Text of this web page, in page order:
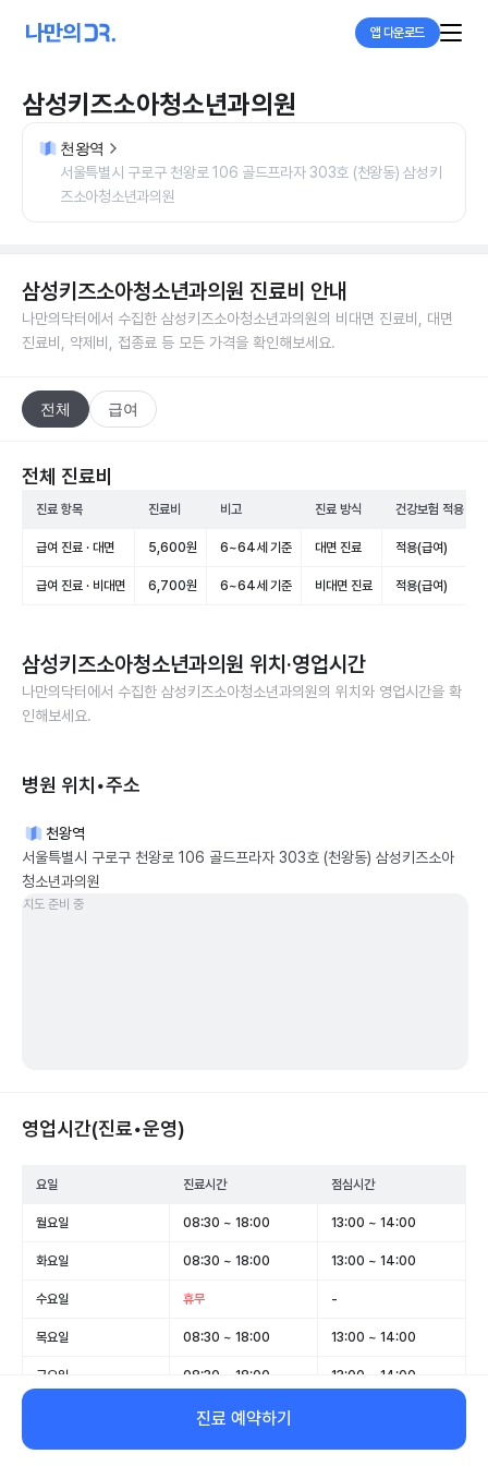
앱 다운로드
삼성키즈소아청소년과의원
천왕역
서울특별시 구로구 천왕로 106 골드프라자 303호 (천왕동) 삼성키
즈소아청소년과의원
삼성키즈소아청소년과의원 진료비 안내
나만의닥터에서 수집한 삼성키즈소아청소년과의원의 비대면 진료비, 대면
진료비, 약제비, 접종료 등 모든 가격을 확인해보세요.
전체 급여
전체 진료비
진료 항목 진료비 비고 진료 방식 건강보험 적용
급여 진료 · 대면 5,600원 6~64세 기준 대면 진료 적용(급여)
급여 진료 · 비대면 6,700원 6~64세 기준 비대면 진료 적용(급여)
삼성키즈소아청소년과의원 위치·영업시간
나만의닥터에서 수집한 삼성키즈소아청소년과의원의 위치와 영업시간을 확
인해보세요.
병원 위치•주소
천왕역
서울특별시 구로구 천왕로 106 골드프라자 303호 (천왕동) 삼성키즈소아
청소년과의원
지도 준비 중
영업시간(진료•운영)
요일 진료시간 점심시간
월요일 08:30 ~ 18:00 13:00 ~ 14:00
화요일 08:30 ~ 18:00 13:00 ~ 14:00
수요일 휴무 -
목요일 08:30 ~ 18:00 13:00 ~ 14:00
금요일 08:30 ~ 18:00 13:00 ~ 14:00
08:30 ~ 13:00
일요일 휴무 -
진료 예약하기